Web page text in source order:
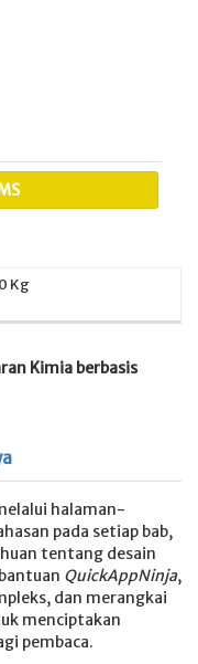
Kg
Kimia berbasis
halaman-
pada setiap bab,
tentang desain
QuickAppNinja,
dan merangkai
menciptakan
pembaca.